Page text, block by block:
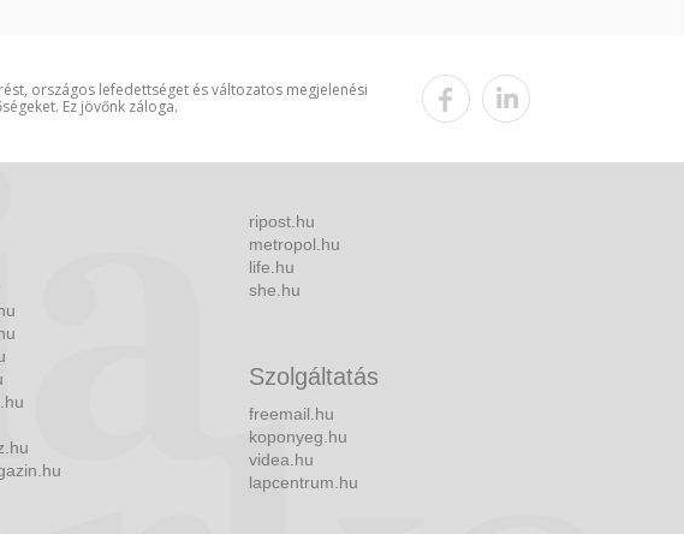
országos lefedettséget és változatos megjelenési
Ez jövőnk záloga.
ripost.hu
metropol.hu
life.hu
she.hu
Szolgáltatás
freemail.hu
koponyeg.hu
videa.hu
lapcentrum.hu